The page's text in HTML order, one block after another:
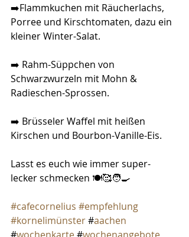
➡️Flammkuchen mit Räucherlachs,
Porree und Kirschtomaten, dazu ein
kleiner Winter-Salat.
➡️ Rahm-Süppchen von
Schwarzwurzeln mit Mohn &
Radieschen-Sprossen.
➡️ Brüsseler Waffel mit heißen
Kirschen und Bourbon-Vanille-Eis.
Lasst es euch wie immer super-
lecker schmecken 🍽️🥰🧑‍🍳
#cafecornelius #empfehlung
#kornelimünster #aachen